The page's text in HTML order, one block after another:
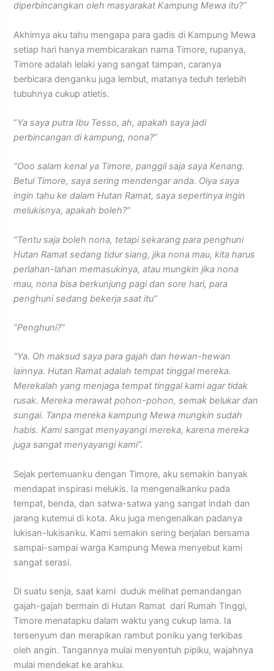
diperbincangkan oleh masyarakat Kampung Mewa itu?”
Akhirnya aku tahu mengapa para gadis di Kampung Mewa
setiap hari hanya membicarakan nama Timore, rupanya,
Timore adalah lelaki yang sangat tampan, caranya
berbicara denganku juga lembut, matanya teduh terlebih
tubuhnya cukup atletis.
“Ya saya putra Ibu Tesso, ah, apakah saya jadi
perbincangan di kampung, nona?”
“Ooo salam kenal ya Timore, panggil saja saya Kenang.
Betul Timore, saya sering mendengar anda. Oiya saya
ingin tahu ke dalam Hutan Ramat, saya sepertinya ingin
melukisnya, apakah boleh?”
“Tentu saja boleh nona, tetapi sekarang para penghuni
Hutan Ramat sedang tidur siang, jika nona mau, kita harus
perlahan-lahan memasukinya, atau mungkin jika nona
mau, nona bisa berkunjung pagi dan sore hari, para
penghuni sedang bekerja saat itu”
“Penghuni?”
“Ya. Oh maksud saya para gajah dan hewan-hewan
lainnya. Hutan Ramat adalah tempat tinggal mereka.
Merekalah yang menjaga tempat tinggal kami agar tidak
rusak. Mereka merawat pohon-pohon, semak belukar dan
sungai. Tanpa mereka kampung Mewa mungkin sudah
habis. Kami sangat menyayangi mereka, karena mereka
juga sangat menyayangi kami”.
Sejak pertemuanku dengan Timore, aku semakin banyak
mendapat inspirasi melukis. Ia mengenalkanku pada
tempat, benda, dan satwa-satwa yang sangat indah dan
jarang kutemui di kota. Aku juga mengenalkan padanya
lukisan-lukisanku. Kami semakin sering berjalan bersama
sampai-sampai warga Kampung Mewa menyebut kami
sangat serasi.
Di suatu senja, saat kami duduk melihat pemandangan
gajah-gajah bermain di Hutan Ramat dari Rumah Tinggi,
Timore menatapku dalam waktu yang cukup lama. Ia
tersenyum dan merapikan rambut poniku yang terkibas
oleh angin. Tangannya mulai menyentuh pipiku, wajahnya
mulai mendekat ke arahku.